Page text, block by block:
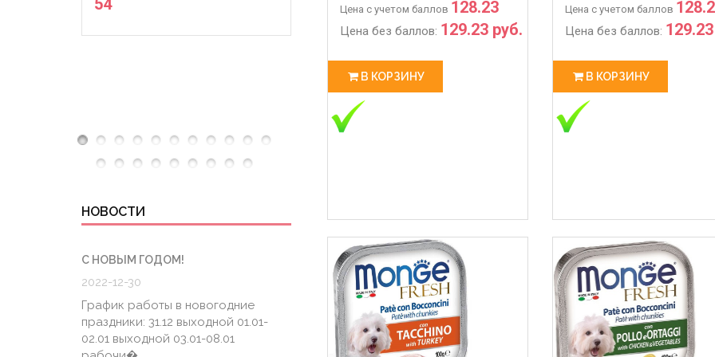
54 102.48
НОВОСТИ
С НОВЫМ ГОДОМ!
2022-12-30
График работы в новогодние
праздники: 31.12 выходной 01.01-
02.01 выходной 03.01-08.01
ГРАФИК РАБОТЫ С 28.03 ПО 06.04
2020-03-27
График работы магазина с 28.03 по
6.04 Колл-центр работает в
штатном режиме по график
ЖДЕМ ВАС В НАШЕМ
2020-03-14
💥💥💥Магазин-склад Ждем
покупками для Ваших
Адрес : Л�
Цена с учетом баллов 128.23
Цена без баллов: 129.23 руб.
В КОРЗИНУ
Цена с учетом баллов
Цена без баллов:
В КОРЗИНУ